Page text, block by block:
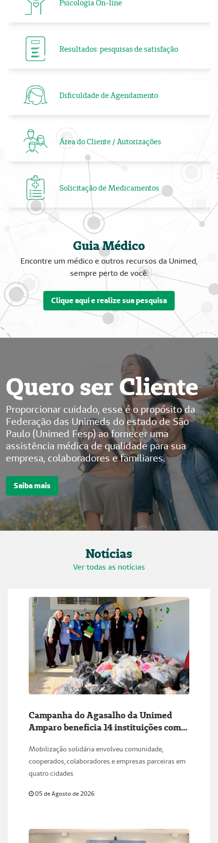
Psicologia On-line
Resultados: pesquisas de satisfação
Dificuldade de Agendamento
Área do Cliente / Autorizações
Solicitação de Medicamentos
Guia Médico
Encontre um médico e outros recursos da Unimed,
sempre perto de você.
Clique aqui e realize sua pesquisa
Quero ser Cliente
Proporcionar cuidado, esse é o propósito da
Federação das Unimeds do estado de São
Paulo (Unimed Fesp) ao fornecer uma
assistência médica de qualidade para sua
empresa, colaboradores e familiares.
Saiba mais
Notícias
Ver todas as notícias
Campanha do Agasalho da Unimed
Amparo beneficia 14 instituições com
Mobilização solidária envolveu comunidade,
cooperados, colaboradores e empresas parceiras em
quatro cidades
05 de Agosto de 2026